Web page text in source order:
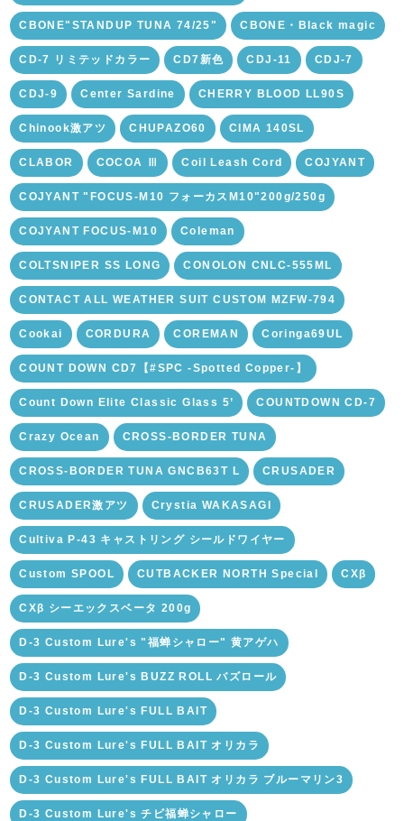
CBONE"STANDUP TUNA 74/25" CBONE・Black magic
CD-7 リミテッドカラー CD7新色 CDJ-11 CDJ-7
CDJ-9 Center Sardine CHERRY BLOOD LL90S
Chinook激アツ CHUPAZO60 CIMA 140SL
CLABOR COCOA Ⅲ Coil Leash Cord COJYANT
COJYANT "FOCUS-M10 フォーカスM10"200g/250g
COJYANT FOCUS-M10 Coleman
COLTSNIPER SS LONG CONOLON CNLC-555ML
CONTACT ALL WEATHER SUIT CUSTOM MZFW-794
Cookai CORDURA COREMAN Coringa69UL
COUNT DOWN CD7【#SPC -Spotted Copper-】
Count Down Elite Classic Glass 5’ COUNTDOWN CD-7
Crazy Ocean CROSS-BORDER TUNA
CROSS-BORDER TUNA GNCB63T L CRUSADER
CRUSADER激アツ Crystia WAKASAGI
Cultiva P-43 キャストリング シールドワイヤー
Custom SPOOL CUTBACKER NORTH Special CXβ
CXβ シーエックスベータ 200g
D-3 Custom Lure's "福蝉シャロー" 黄アゲハ
D-3 Custom Lure's BUZZ ROLL バズロール
D-3 Custom Lure's FULL BAIT
D-3 Custom Lure's FULL BAIT オリカラ
D-3 Custom Lure's FULL BAIT オリカラ ブルーマリン3
D-3 Custom Lure's チビ福蝉シャロー